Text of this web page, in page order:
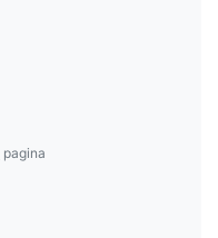
pagina